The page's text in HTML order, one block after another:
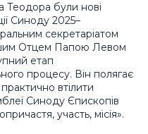
Теодора були нові
Синоду 2025–
секретаріатом
Отцем Папою Левом
етап
процесу. Він полягає
втілити
Синоду Єпископів
участь, місія».